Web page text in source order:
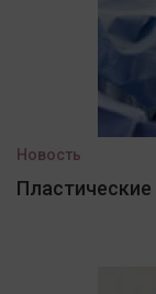
Новость